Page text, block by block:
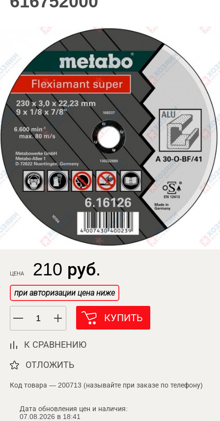
ЦЕНА 210 руб.
при авторизации цена ниже
КУПИТЬ
К СРАВНЕНИЮ
ОТЛОЖИТЬ
Код товара — 200713 (называйте при заказе по телефону)
Дата обновления цен и наличия:
07.08.2026 в 18:41